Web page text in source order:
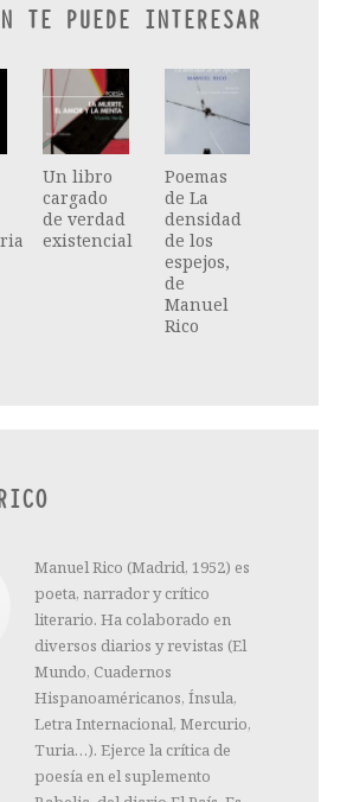
TE PUEDE INTERESAR
Un libro
cargado
de verdad
existencial
Poemas
de La
densidad
de los
espejos,
de
Manuel
Rico
Manuel Rico (Madrid, 1952) es
poeta, narrador y crítico
literario. Ha colaborado en
diversos diarios y revistas (El
Mundo, Cuadernos
Hispanoaméricanos, Ínsula,
Letra Internacional, Mercurio,
Turia…). Ejerce la crítica de
poesía en el suplemento